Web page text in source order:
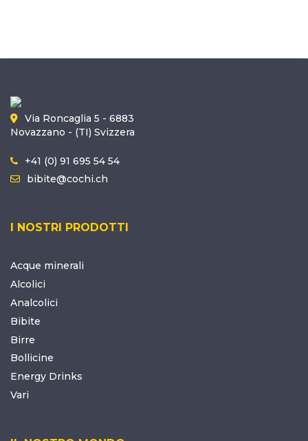
Via Roncaglia 5 - 6883
Novazzano - (TI) Svizzera
+41 (0) 91 695 54 54
bibite@cochi.ch
I NOSTRI PRODOTTI
Acque minerali
Alcolici
Analcolici
Bibite
Birre
Bollicine
Energy Drinks
Vari